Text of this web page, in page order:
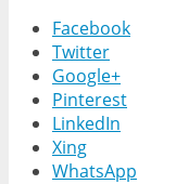
Facebook
Twitter
Google+
Pinterest
LinkedIn
Xing
WhatsApp